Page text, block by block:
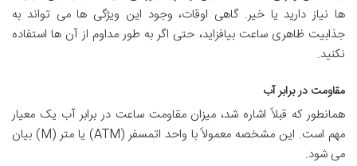
ها نیاز دارید یا خیر. گاهی اوقات، وجود این ویژگی ها می تواند به
جذابیت ظاهری ساعت بیافزاید، حتی اگر به طور مداوم از آن ها استفاده
نکنید.
مقاومت در برابر آب
همانطور که قبلاً اشاره شد، میزان مقاومت ساعت در برابر آب یک معیار
مهم است. این مشخصه معمولاً با واحد اتمسفر (ATM) یا متر (M) بیان
می شود.